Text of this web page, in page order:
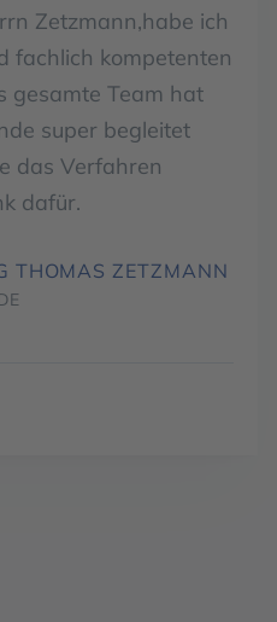
Zetzmann,habe ich
fachlich kompetenten
gesamte Team hat
super begleitet
das Verfahren
dafür.
THOMAS ZETZMANN